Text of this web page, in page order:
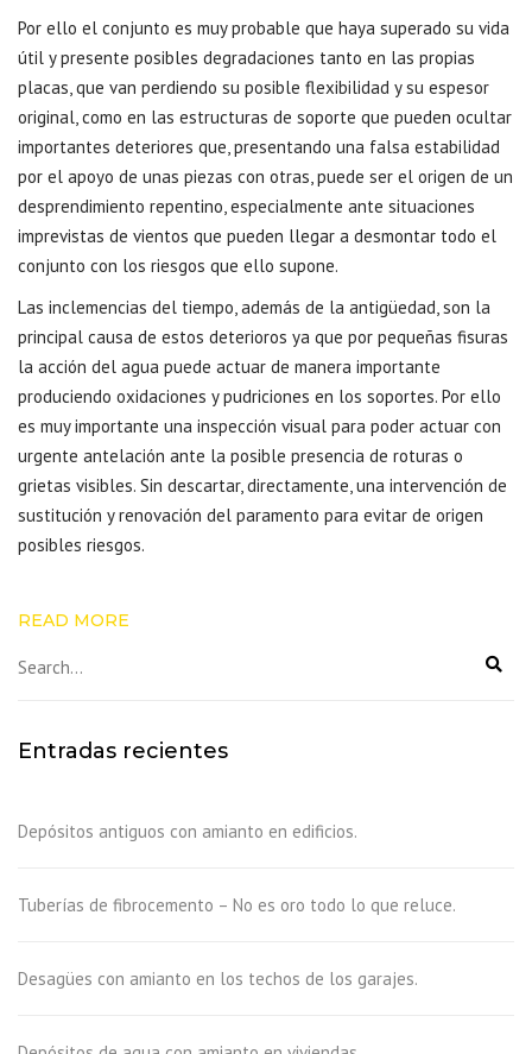
Por ello el conjunto es muy probable que haya superado su vida
útil y presente posibles degradaciones tanto en las propias
placas, que van perdiendo su posible flexibilidad y su espesor
original, como en las estructuras de soporte que pueden ocultar
importantes deteriores que, presentando una falsa estabilidad
por el apoyo de unas piezas con otras, puede ser el origen de un
desprendimiento repentino, especialmente ante situaciones
imprevistas de vientos que pueden llegar a desmontar todo el
conjunto con los riesgos que ello supone.
Las inclemencias del tiempo, además de la antigüedad, son la
principal causa de estos deterioros ya que por pequeñas fisuras
la acción del agua puede actuar de manera importante
produciendo oxidaciones y pudriciones en los soportes. Por ello
es muy importante una inspección visual para poder actuar con
urgente antelación ante la posible presencia de roturas o
grietas visibles. Sin descartar, directamente, una intervención de
sustitución y renovación del paramento para evitar de origen
posibles riesgos.
READ MORE
Entradas recientes
Depósitos antiguos con amianto en edificios.
Tuberías de fibrocemento – No es oro todo lo que reluce.
Desagües con amianto en los techos de los garajes.